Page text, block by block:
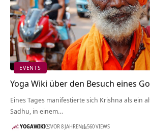
EVENTS
Yoga Wiki über den Besuch eines
Eines Tages manifestierte sich Krishna als ein
Sadhu, in einem…
YOGAWIKI VOR 8 JAHREN 560 VIEWS